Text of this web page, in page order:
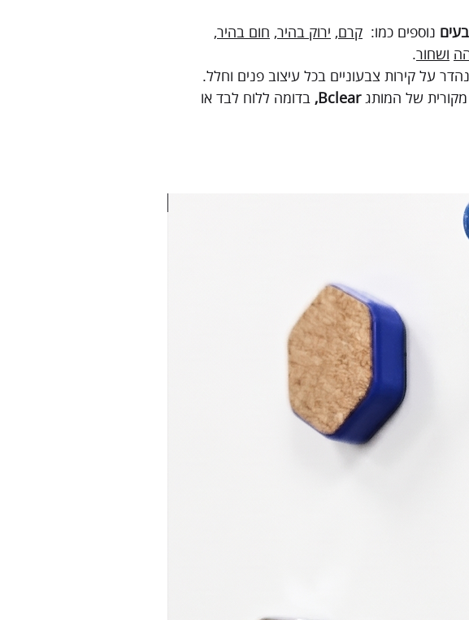
נוספים כמו: קרם, ירוק בהיר, חום בהיר,
ושחור.
על קירות צבעוניים בכל עיצוב פנים וחלל.
מקורית של המותגBclear, בדומה ללוח לבד או